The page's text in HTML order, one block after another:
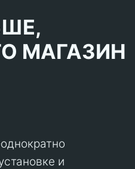
МАГАЗИН
и